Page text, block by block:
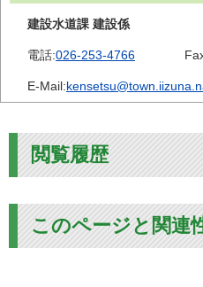
建設水道課 建設係
電話:026-253-4766
E-Mail:
閲覧履歴
このページと関連